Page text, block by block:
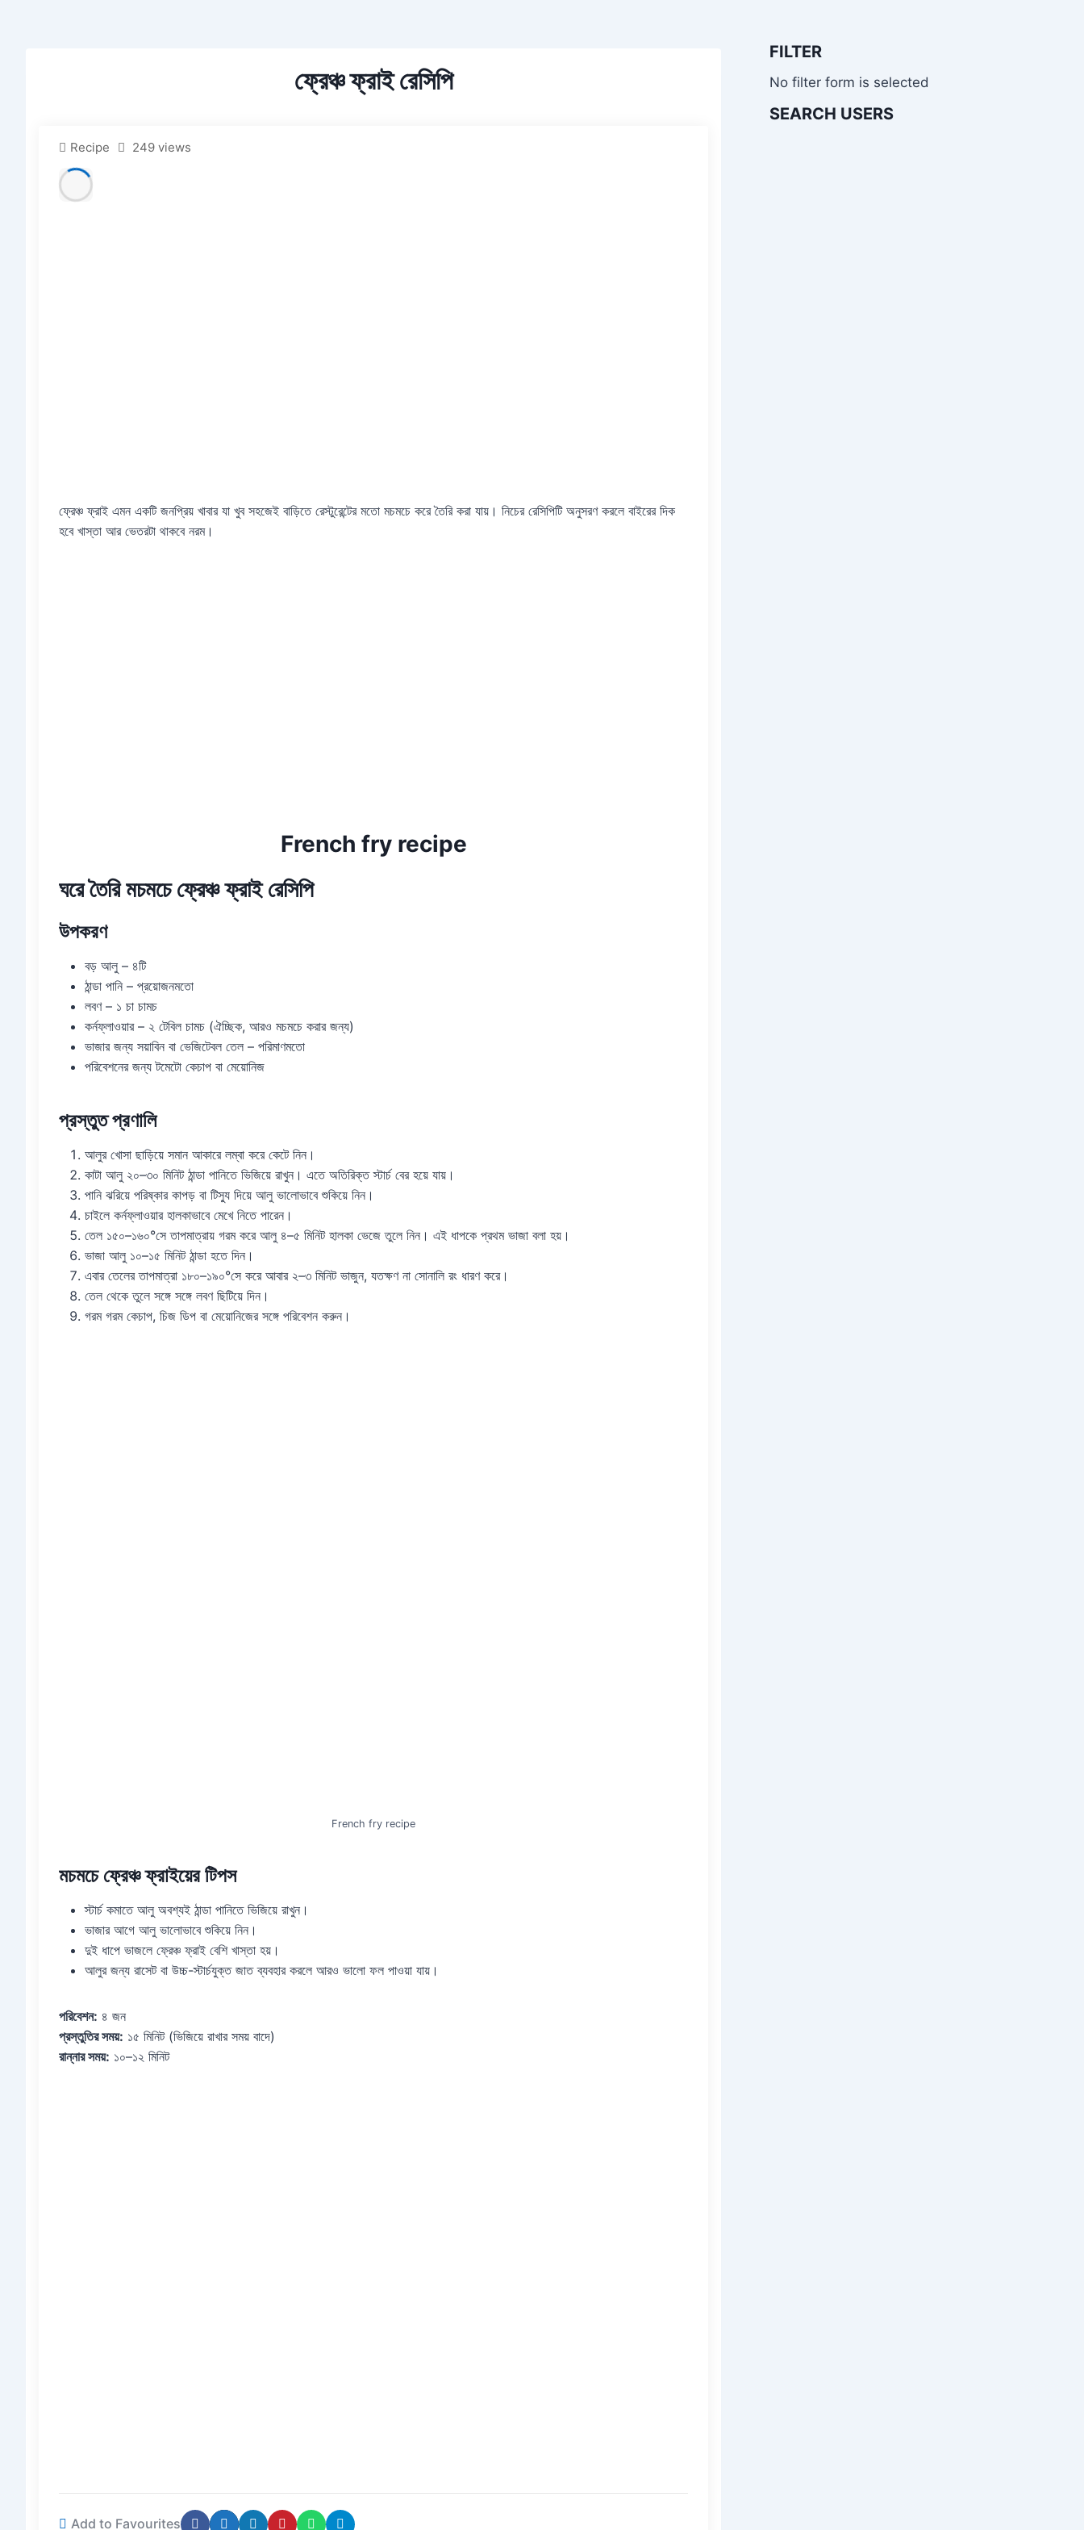
ফ্রেঞ্চ ফ্রাই রেসিপি
Recipe 249 views
ফ্রেঞ্চ ফ্রাই এমন একটি জনপ্রিয় খাবার যা খুব সহজেই বাড়িতে রেস্টুরেন্টের মতো মচমচে করে তৈরি করা যায়। নিচের রেসিপিটি অনুসরণ করলে বাইরের দিক
হবে খাস্তা আর ভেতরটা থাকবে নরম।
French fry recipe
ঘরে তৈরি মচমচে ফ্রেঞ্চ ফ্রাই রেসিপি
উপকরণ
বড় আলু – ৪টি
ঠান্ডা পানি – প্রয়োজনমতো
লবণ – ১ চা চামচ
কর্নফ্লাওয়ার – ২ টেবিল চামচ (ঐচ্ছিক, আরও মচমচে করার জন্য)
ভাজার জন্য সয়াবিন বা ভেজিটেবল তেল – পরিমাণমতো
পরিবেশনের জন্য টমেটো কেচাপ বা মেয়োনিজ
প্রস্তুত প্রণালি
আলুর খোসা ছাড়িয়ে সমান আকারে লম্বা করে কেটে নিন।
কাটা আলু ২০–৩০ মিনিট ঠান্ডা পানিতে ভিজিয়ে রাখুন। এতে অতিরিক্ত স্টার্চ বের হয়ে যায়।
পানি ঝরিয়ে পরিষ্কার কাপড় বা টিস্যু দিয়ে আলু ভালোভাবে শুকিয়ে নিন।
চাইলে কর্নফ্লাওয়ার হালকাভাবে মেখে নিতে পারেন।
তেল ১৫০–১৬০°সে তাপমাত্রায় গরম করে আলু ৪–৫ মিনিট হালকা ভেজে তুলে নিন। এই ধাপকে প্রথম ভাজা বলা হয়।
ভাজা আলু ১০–১৫ মিনিট ঠান্ডা হতে দিন।
এবার তেলের তাপমাত্রা ১৮০–১৯০°সে করে আবার ২–৩ মিনিট ভাজুন, যতক্ষণ না সোনালি রং ধারণ করে।
তেল থেকে তুলে সঙ্গে সঙ্গে লবণ ছিটিয়ে দিন।
গরম গরম কেচাপ, চিজ ডিপ বা মেয়োনিজের সঙ্গে পরিবেশন করুন।
French fry recipe
মচমচে ফ্রেঞ্চ ফ্রাইয়ের টিপস
স্টার্চ কমাতে আলু অবশ্যই ঠান্ডা পানিতে ভিজিয়ে রাখুন।
ভাজার আগে আলু ভালোভাবে শুকিয়ে নিন।
দুই ধাপে ভাজলে ফ্রেঞ্চ ফ্রাই বেশি খাস্তা হয়।
আলুর জন্য রাসেট বা উচ্চ-স্টার্চযুক্ত জাত ব্যবহার করলে আরও ভালো ফল পাওয়া যায়।
পরিবেশন: ৪ জন
প্রস্তুতির সময়: ১৫ মিনিট (ভিজিয়ে রাখার সময় বাদে)
রান্নার সময়: ১০–১২ মিনিট
Add to Favourites
FILTER
No filter form is selected
SEARCH USERS